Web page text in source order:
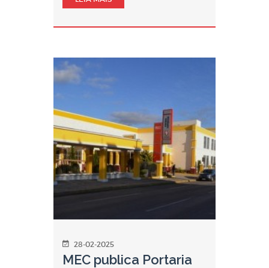
28-02-2025
MEC publica Portaria